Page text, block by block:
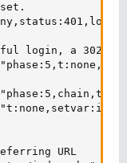
login, a 302
URL